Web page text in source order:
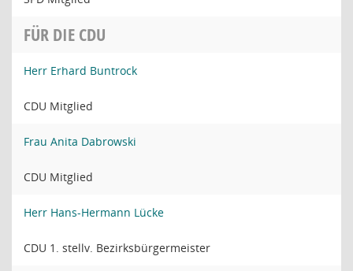
FÜR DIE CDU
Herr Erhard Buntrock
CDU Mitglied
Frau Anita Dabrowski
CDU Mitglied
Herr Hans-Hermann Lücke
CDU 1. stellv. Bezirksbürgermeister